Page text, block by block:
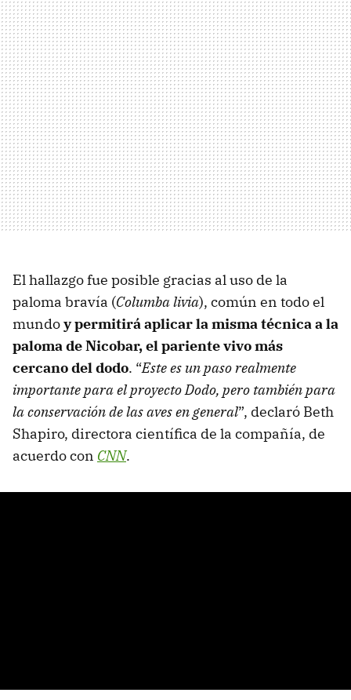
El hallazgo fue posible gracias al uso de la
paloma bravía (Columba livia), común en todo el
mundoy permitirá aplicar la misma técnica a la
paloma de Nicobar, el pariente vivo más
cercano del dodo. “Este es un paso realmente
importante para el proyecto Dodo, pero también para
la conservación de las aves en general”, declaró Beth
Shapiro, directora científica de la compañía, de
acuerdo con CNN.